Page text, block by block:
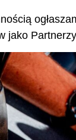
jako